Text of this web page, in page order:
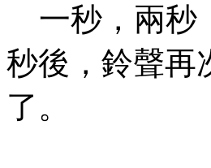
一秒，兩秒
秒後，鈴聲再
了。